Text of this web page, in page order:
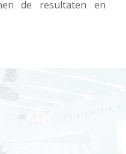
de resultaten en